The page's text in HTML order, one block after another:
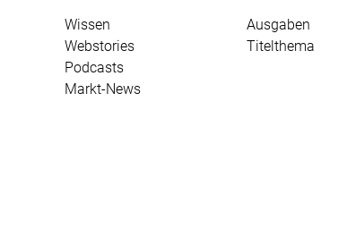
Wissen
Webstories
Podcasts
Markt-News
Ausgaben
Titelthema